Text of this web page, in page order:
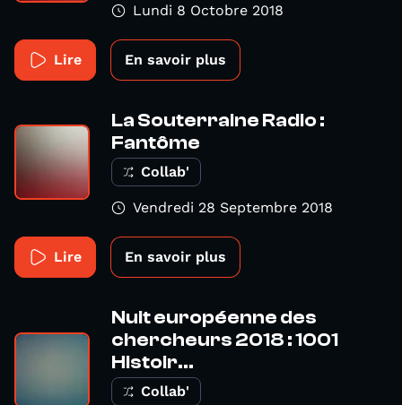
Lundi 8 Octobre 2018
Lire En savoir plus
La Souterraine Radio :
Fantôme
Collab'
Vendredi 28 Septembre 2018
Lire En savoir plus
Nuit européenne des
chercheurs 2018 : 1001
Histoir...
Collab'